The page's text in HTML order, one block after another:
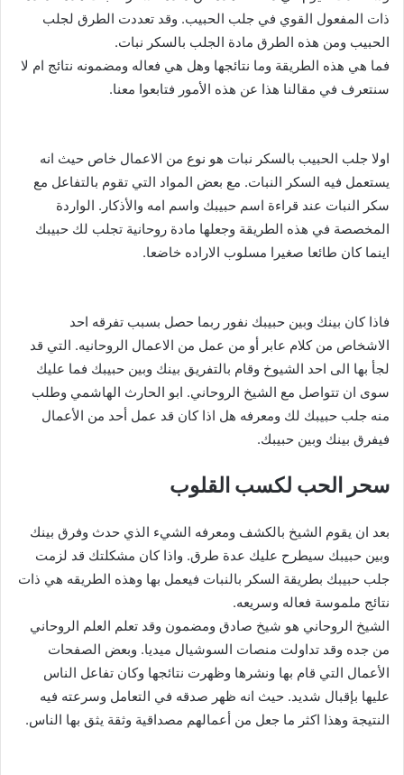
ذات المفعول القوي في جلب الحبيب. وقد تعددت الطرق لجلب
الحبيب ومن هذه الطرق مادة الجلب بالسكر نبات.
فما هي هذه الطريقة وما نتائجها وهل هي فعاله ومضمونه نتائج ام لا
سنتعرف في مقالنا هذا عن هذه الأمور فتابعوا معنا.
اولا جلب الحبيب بالسكر نبات هو نوع من الاعمال خاص حيث انه
يستعمل فيه السكر النبات. مع بعض المواد التي تقوم بالتفاعل مع
سكر النبات عند قراءة اسم حبيبك واسم امه والأذكار. الواردة
المخصصة في هذه الطريقة وجعلها مادة روحانية تجلب لك حبيبك
اينما كان طائعا صغيرا مسلوب الاراده خاضعا.
فاذا كان بينك وبين حبيبك نفور ربما حصل بسبب تفرقه احد
الاشخاص من كلام عابر أو من عمل من الاعمال الروحانيه. التي قد
لجأ بها الى احد الشيوخ وقام بالتفريق بينك وبين حبيبك فما عليك
سوى ان تتواصل مع الشيخ الروحاني. ابو الحارث الهاشمي وطلب
منه جلب حبيبك لك ومعرفه هل اذا كان قد عمل أحد من الأعمال
فيفرق بينك وبين حبيبك.
سحر الحب لكسب القلوب
بعد ان يقوم الشيخ بالكشف ومعرفه الشيء الذي حدث وفرق بينك
وبين حبيبك سيطرح عليك عدة طرق. واذا كان مشكلتك قد لزمت
جلب حبيبك بطريقة السكر بالنبات فيعمل بها وهذه الطريقه هي ذات
نتائج ملموسة فعاله وسريعه.
الشيخ الروحاني هو شيخ صادق ومضمون وقد تعلم العلم الروحاني
من جده وقد تداولت منصات السوشيال ميديا. وبعض الصفحات
الأعمال التي قام بها ونشرها وظهرت نتائجها وكان تفاعل الناس
عليها بإقبال شديد. حيث انه ظهر صدقه في التعامل وسرعته فيه
النتيجة وهذا اكثر ما جعل من أعمالهم مصداقية وثقة يثق بها الناس.